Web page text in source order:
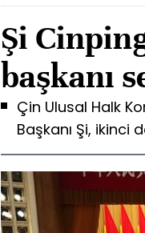
Şi
başkanı
Çin Ulusal Halk
Başkanı Şi, ikinci